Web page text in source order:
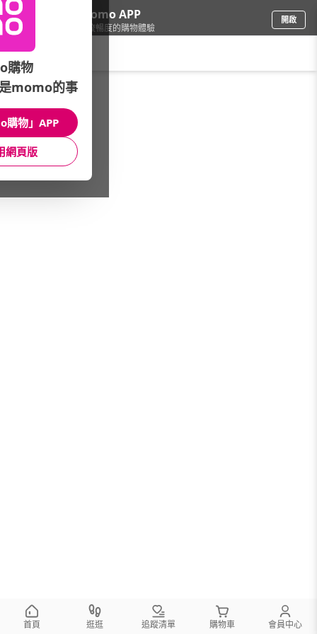
下載momo APP
給你3倍流暢度的購物體驗
開啟
生鮮/滴雞精/滴雞精品牌
館長推薦 月銷量
首頁 逛逛 追蹤清單 購物車 會員中心
購物
momo的事
購物」APP
網頁版